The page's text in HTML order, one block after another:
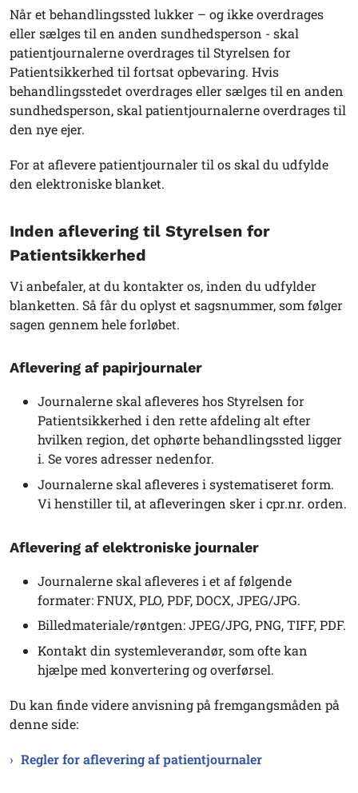
Når et behandlingssted lukker – og ikke overdrages
eller sælges til en anden sundhedsperson - skal
patientjournalerne overdrages til Styrelsen for
Patientsikkerhed til fortsat opbevaring. Hvis
behandlingsstedet overdrages eller sælges til en anden
sundhedsperson, skal patientjournalerne overdrages til
den nye ejer.
For at aflevere patientjournaler til os skal du udfylde
den elektroniske blanket.
Inden aflevering til Styrelsen for
Patientsikkerhed
Vi anbefaler, at du kontakter os, inden du udfylder
blanketten. Så får du oplyst et sagsnummer, som følger
sagen gennem hele forløbet.
Aflevering af papirjournaler
Journalerne skal afleveres hos Styrelsen for
Patientsikkerhed i den rette afdeling alt efter
hvilken region, det ophørte behandlingssted ligger
i. Se vores adresser nedenfor.
Journalerne skal afleveres i systematiseret form.
Vi henstiller til, at afleveringen sker i cpr.nr. orden.
Aflevering af elektroniske journaler
Journalerne skal afleveres i et af følgende
formater: FNUX, PLO, PDF, DOCX, JPEG/JPG.
Billedmateriale/røntgen: JPEG/JPG, PNG, TIFF, PDF.
Kontakt din systemleverandør, som ofte kan
hjælpe med konvertering og overførsel.
Du kan finde videre anvisning på fremgangsmåden på
denne side:
Regler for aflevering af patientjournaler